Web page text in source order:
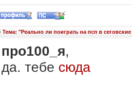
Тема: "Реально ли поиграть на псп в
про100_я,
да. тебе сюда